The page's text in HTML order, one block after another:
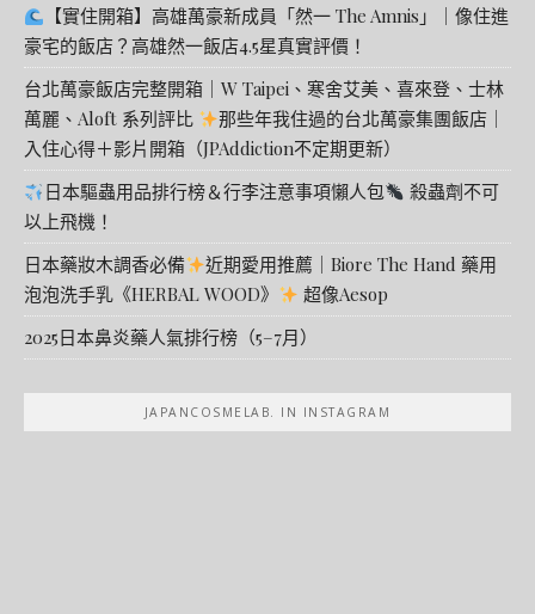
【實住開箱】高雄萬豪新成員「然一 The Amnis」｜像住進
豪宅的飯店？高雄然一飯店4.5星真實評價！
台北萬豪飯店完整開箱｜W Taipei、寒舍艾美、喜來登、士林
萬麗、Aloft 系列評比
那些年我住過的台北萬豪集團飯店｜
入住心得＋影片開箱（JPAddiction不定期更新）
日本驅蟲用品排行榜＆行李注意事項懶人包
殺蟲劑不可
以上飛機！
日本藥妝木調香必備
近期愛用推薦｜Biore The Hand 藥用
泡泡洗手乳《HERBAL WOOD》
超像Aesop
2025日本鼻炎藥人氣排行榜（5–7月）
JAPANCOSMELAB. IN INSTAGRAM